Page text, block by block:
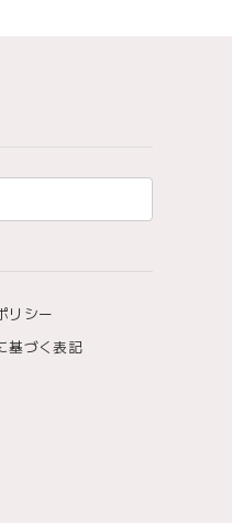
リシー
基づく表記